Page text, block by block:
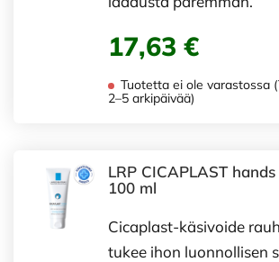
17,63 €
Tuotetta ei ole varastossa
2–5 arkipäivää)
LRP CICAPLAST
100 ml
Cicaplast-käsivoide
tukee ihon luonnollisen